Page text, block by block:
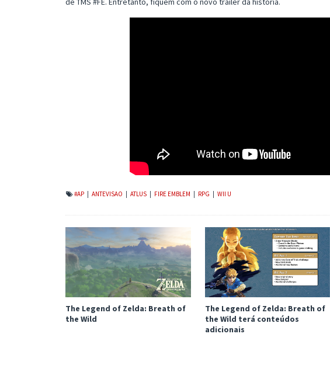
#AP ANTEVISAO ATLUS FIRE EMBLEM RPG WII U
The Legend of Zelda: Breath of
the Wild
The Legend of Zelda: Breath of
the Wild terá conteúdos
adicionais